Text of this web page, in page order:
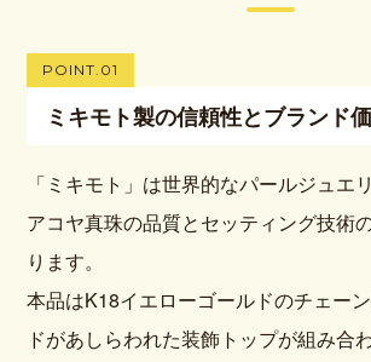
POINT.01
ミキモト製の信頼性とブランド
「ミキモト」は世界的なパールジュエ
アコヤ真珠の品質とセッティング技術
ります。
本品はK18イエローゴールドのチェー
ドがあしらわれた装飾トップが組み合